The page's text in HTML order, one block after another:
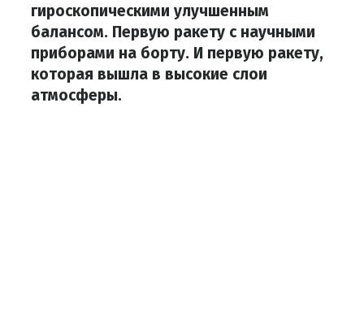
гироскопическими улучшенным
балансом. Первую ракету с научными
приборами на борту. И первую ракету,
которая вышла в высокие слои
атмосферы.